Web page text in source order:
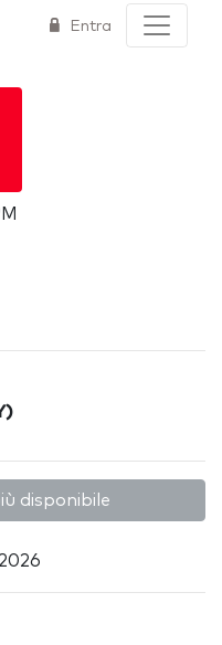
Entra
disponibile